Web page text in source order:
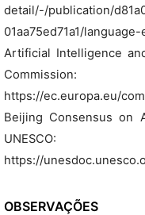
detail/-/publication/
01aa75ed71a1/language-
Artificial Intelligence
Commission:
https://ec.europa.eu/
Beijing Consensus on
UNESCO:
https://
OBSERVAÇÕES